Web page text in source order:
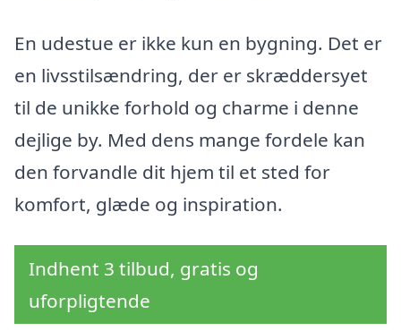
En udestue er ikke kun en bygning. Det er
en livsstilsændring, der er skræddersyet
til de unikke forhold og charme i denne
dejlige by. Med dens mange fordele kan
den forvandle dit hjem til et sted for
komfort, glæde og inspiration.
Indhent 3 tilbud, gratis og
uforpligtende